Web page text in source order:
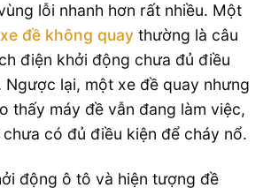
lỗi nhanh hơn rất nhiều. Một
xe đề không quay thường là câu
điện khởi động chưa đủ điều
Ngược lại, một xe đề quay nhưng
thấy máy đề vẫn đang làm việc,
có đủ điều kiện để cháy nổ.